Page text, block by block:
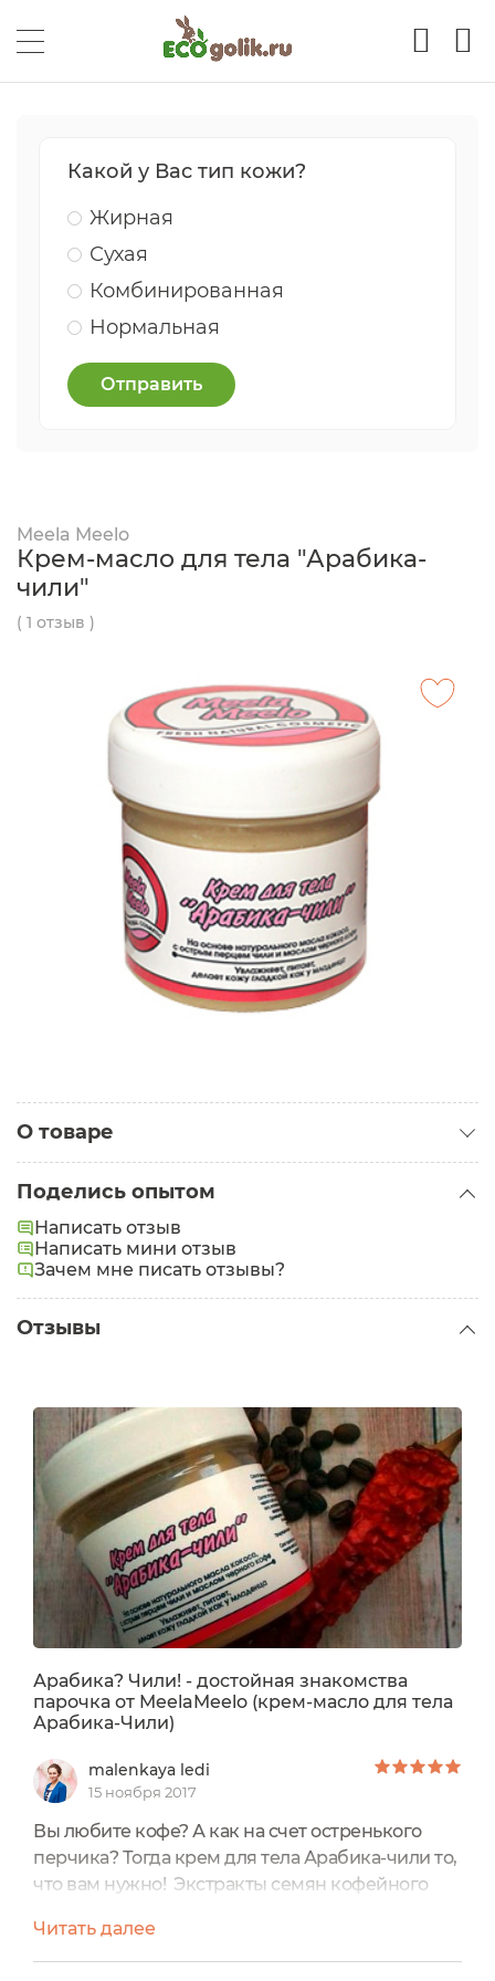
Какой у Вас тип кожи?
Жирная
Сухая
Комбинированная
Нормальная
Отправить
Meela Meelo
Крем-масло для тела "Арабика-
чили"
( 1 отзыв )
О товаре
Поделись опытом
Написать отзыв
Написать мини отзыв
Зачем мне писать отзывы?
Отзывы
Арабика? Чили! - достойная знакомства
парочка от MeelaMeelo (крем-масло для тела
Арабика-Чили)
malenkaya ledi
15 ноября 2017
Вы любите кофе? А как на счет остренького
перчика? Тогда крем для тела Арабика-чили то,
что вам нужно! Экстракты семян кофейного
нежно разогревают кожу и помогают бороться
с зарождающимся или, увы и ах, уже
Читать далее